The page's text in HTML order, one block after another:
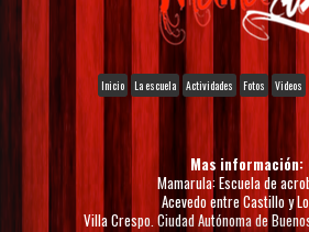
Inicio La escuela Actividades Fotos Videos
Mas información:
Mamarula: Escuela de
Acevedo entre Castillo y
Villa Crespo. Ciudad Autónoma de